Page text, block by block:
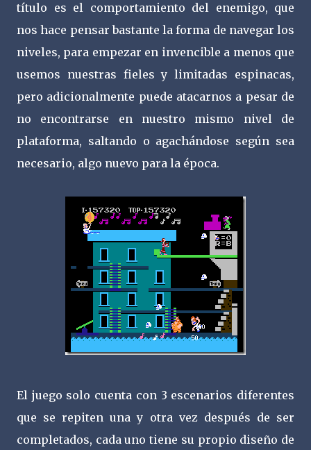
título es el comportamiento del enemigo, que
nos hace pensar bastante la forma de navegar los
niveles, para empezar en invencible a menos que
usemos nuestras fieles y limitadas espinacas,
pero adicionalmente puede atacarnos a pesar de
no encontrarse en nuestro mismo nivel de
plataforma, saltando o agachándose según sea
necesario, algo nuevo para la época.
El juego solo cuenta con 3 escenarios diferentes
que se repiten una y otra vez después de ser
completados, cada uno tiene su propio diseño de